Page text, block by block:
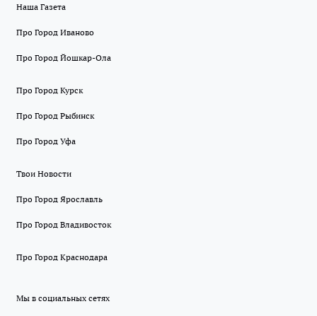
Наша Газета
Про Город Иваново
Про Город Йошкар-Ола
Про Город Курск
Про Город Рыбинск
Про Город Уфа
Твои Новости
Про Город Ярославль
Про Город Владивосток
Про Город Краснодара
Мы в социальных сетях